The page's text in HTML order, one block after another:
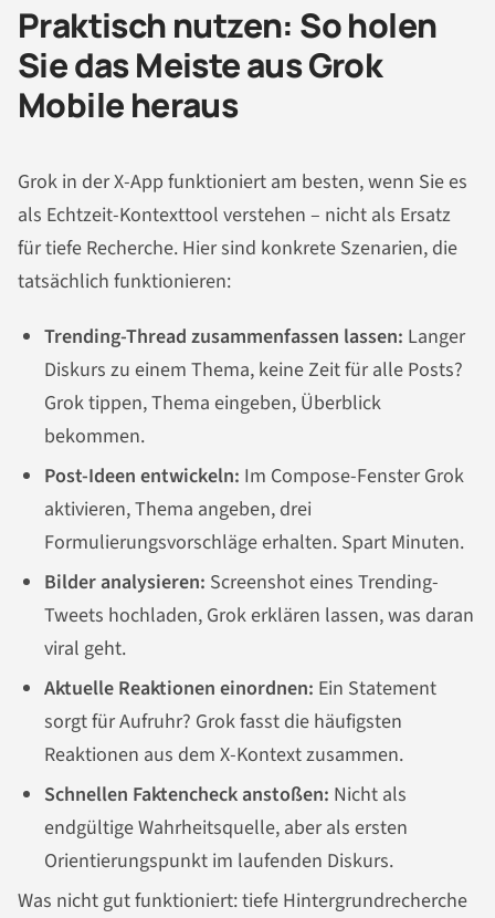
Praktisch nutzen: So holen
Sie das Meiste aus Grok
Mobile heraus
Grok in der X-App funktioniert am besten, wenn Sie es
als Echtzeit-Kontexttool verstehen – nicht als Ersatz
für tiefe Recherche. Hier sind konkrete Szenarien, die
tatsächlich funktionieren:
Trending-Thread zusammenfassen lassen: Langer
Diskurs zu einem Thema, keine Zeit für alle Posts?
Grok tippen, Thema eingeben, Überblick
bekommen.
Post-Ideen entwickeln: Im Compose-Fenster Grok
aktivieren, Thema angeben, drei
Formulierungsvorschläge erhalten. Spart Minuten.
Bilder analysieren: Screenshot eines Trending-
Tweets hochladen, Grok erklären lassen, was daran
viral geht.
Aktuelle Reaktionen einordnen: Ein Statement
sorgt für Aufruhr? Grok fasst die häufigsten
Reaktionen aus dem X-Kontext zusammen.
Schnellen Faktencheck anstoßen: Nicht als
endgültige Wahrheitsquelle, aber als ersten
Orientierungspunkt im laufenden Diskurs.
Was nicht gut funktioniert: tiefe Hintergrundrecherche